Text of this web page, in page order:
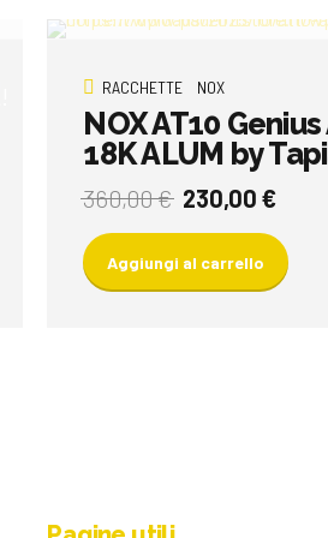
RACCHETTE NOX
NOX AT10 Genius
18K ALUM by
360,00€ Il
prezzo
originale
era:
230,00€Il
è:
Aggiungi al carrello